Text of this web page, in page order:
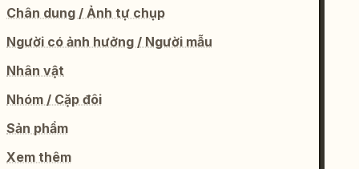
Chân dung / Ảnh tự chụp
Người có ảnh hưởng / Người mẫu
Nhân vật
Nhóm / Cặp đôi
Sản phẩm
Xem thêm